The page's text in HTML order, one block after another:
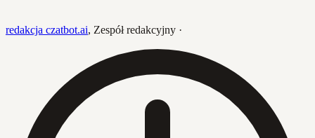
redakcja czatbot.ai, Zespół redakcyjny ·